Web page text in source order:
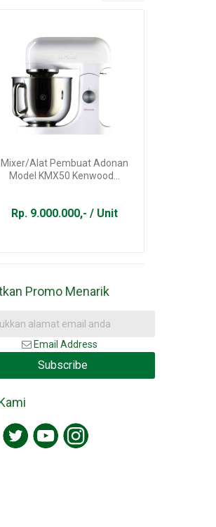
Mixer/Alat Pembuat Adonan
Model KMX50 Kenwood...
Rp. 9.000.000,- / Unit
Promo Menarik
Email Address
Subscribe